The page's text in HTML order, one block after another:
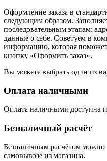
Оформление заказа в
следующим образом.
последовательным этапам:
данные о себе. Советуем в
информацию, которая
кнопку «Оформить заказ».
Вы можете выбрать один из
Оплата наличными
Оплата наличными доступна
Безналичный расчёт
Безналичным расчётом можно
самовывозе из магазина.